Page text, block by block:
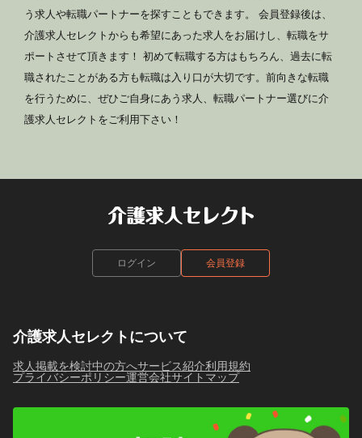
う求人や転職パートナーを探すこともできます。 会員登録後は、
介護求人セレクトからも希望にあった求人をお届けし、転職をサ
ポートさせて頂きます！ 初めて転職する方はもちろん、過去に転
職されたことがある方も転職は入り口が大切です。前向きな転職
を行うために、ぜひご自身にあう求人、転職パートナー選びに介
護求人セレクトをご利用下さい！
ログイン 会員登録
介護求人セレクトについて
求人掲載を検討中の方へサービス紹介利用規約
プライバシーポリシー運営会社サイトマップ